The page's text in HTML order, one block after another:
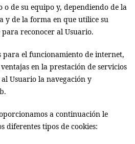
o de su equipo y, dependiendo de la
y de la forma en que utilice su
reconocer al Usuario.
para el funcionamiento de internet,
en la prestación de servicios
Usuario la navegación y
a continuación le
diferentes tipos de cookies: